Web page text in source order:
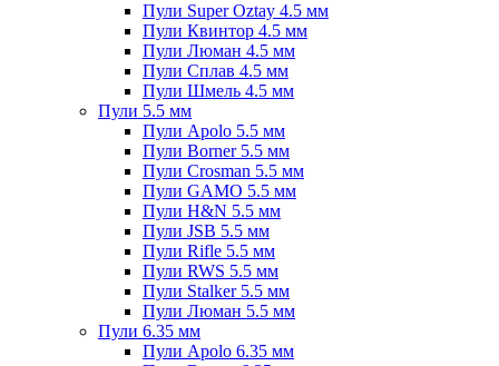
Пули Super Oztay 4.5 мм
Пули Квинтор 4.5 мм
Пули Люман 4.5 мм
Пули Сплав 4.5 мм
Пули Шмель 4.5 мм
Пули 5.5 мм
Пули Apolo 5.5 мм
Пули Borner 5.5 мм
Пули Crosman 5.5 мм
Пули GAMO 5.5 мм
Пули H&N 5.5 мм
Пули JSB 5.5 мм
Пули Rifle 5.5 мм
Пули RWS 5.5 мм
Пули Stalker 5.5 мм
Пули Люман 5.5 мм
Пули 6.35 мм
Пули Apolo 6.35 мм